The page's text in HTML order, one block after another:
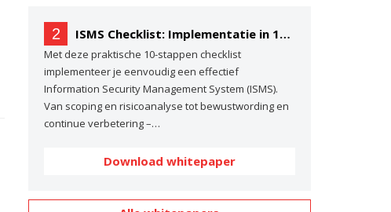
2 ISMS Checklist: Implementatie in 10 stappen
Met deze praktische 10-stappen checklist
implementeer je eenvoudig een effectief
Information Security Management System (ISMS).
Van scoping en risicoanalyse tot bewustwording en
continue verbetering –…
Download whitepaper